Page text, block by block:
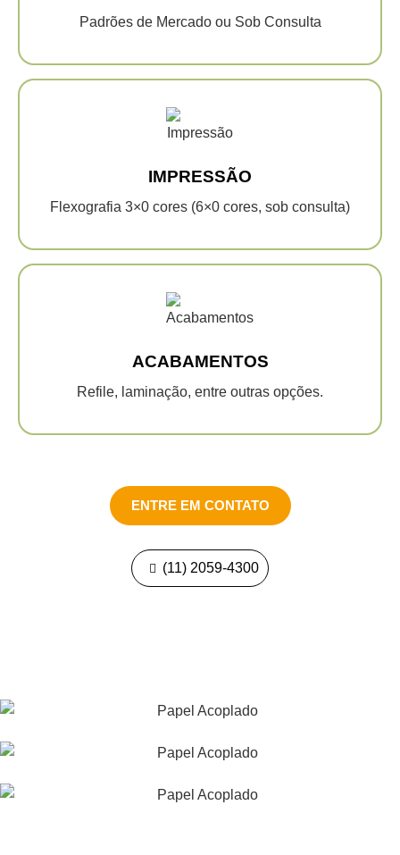
Padrões de Mercado ou Sob Consulta
IMPRESSÃO
Flexografia 3×0 cores (6×0 cores, sob consulta)
ACABAMENTOS
Refile, laminação, entre outras opções.
ENTRE EM CONTATO
(11) 2059-4300